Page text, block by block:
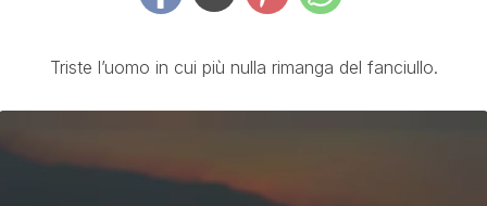
Triste l’uomo in cui più nulla rimanga del fanciullo.